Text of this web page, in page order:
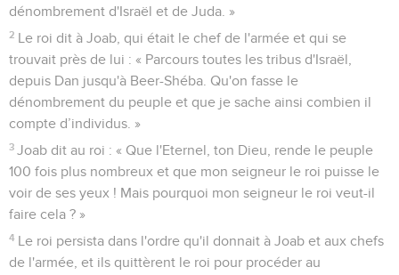
dénombrement d'Israël et de Juda. »
2 Le roi dit à Joab, qui était le chef de l'armée et qui se
trouvait près de lui : « Parcours toutes les tribus d'Israël,
depuis Dan jusqu'à Beer-Shéba. Qu'on fasse le
dénombrement du peuple et que je sache ainsi combien il
compte d’individus. »
3 Joab dit au roi : « Que l'Eternel, ton Dieu, rende le peuple
100 fois plus nombreux et que mon seigneur le roi puisse le
voir de ses yeux ! Mais pourquoi mon seigneur le roi veut-il
faire cela ? »
4 Le roi persista dans l'ordre qu'il donnait à Joab et aux chefs
de l'armée, et ils quittèrent le roi pour procéder au